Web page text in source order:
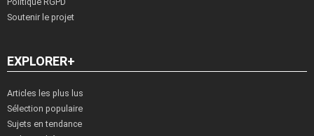
Soutenir le projet
EXPLORER+
Articles les plus lus
Sélection populaire
Sujets en tendance